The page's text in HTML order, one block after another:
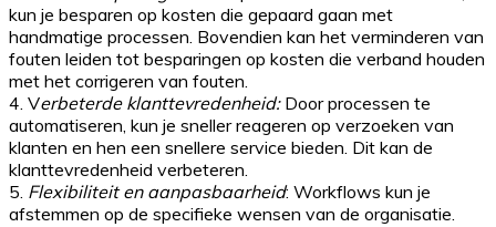
kun je besparen op kosten die gepaard gaan met
handmatige processen. Bovendien kan het verminderen van
fouten leiden tot besparingen op kosten die verband houden
met het corrigeren van fouten.
4. Verbeterde klanttevredenheid:Door processen te
automatiseren, kun je sneller reageren op verzoeken van
klanten en hen een snellere service bieden. Dit kan de
klanttevredenheid verbeteren.
5. Flexibiliteit en aanpasbaarheid: Workflows kun je
afstemmen op de specifieke wensen van de organisatie.